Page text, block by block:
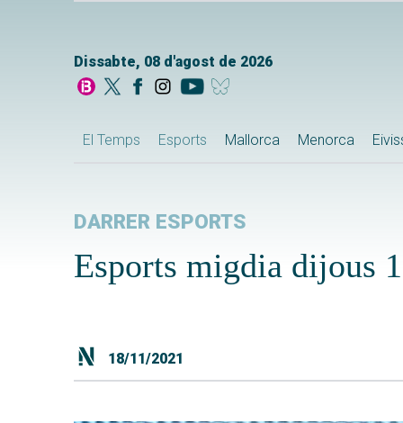
Dissabte, 08 d'agost de 2026
El Temps Esports Mallorca Menorca
DARRER ESPORTS
Esports migdia dijous
18/11/2021